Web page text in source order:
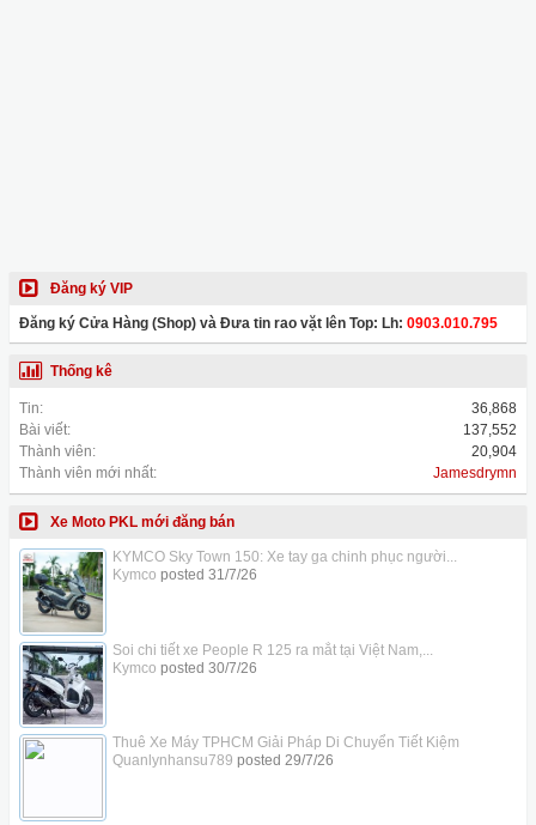
Đăng ký VIP
Đăng ký Cửa Hàng (Shop) và Đưa tin rao vặt lên Top: Lh: 0903.010.795
Thống kê
Tin:
36,868
Bài viết:
137,552
Thành viên:
20,904
Thành viên mới nhất:
Jamesdrymn
Xe Moto PKL mới đăng bán
KYMCO Sky Town 150: Xe tay ga chinh phục người...
Kymco posted 31/7/26
Soi chi tiết xe People R 125 ra mắt tại Việt Nam,...
Kymco posted 30/7/26
Thuê Xe Máy TPHCM Giải Pháp Di Chuyển Tiết Kiệm
Quanlynhansu789 posted 29/7/26